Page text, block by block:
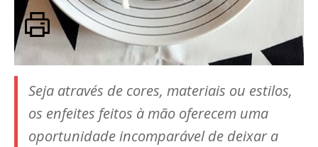
Seja através de cores, materiais ou estilos,
os enfeites feitos à mão oferecem uma
oportunidade incomparável de deixar a